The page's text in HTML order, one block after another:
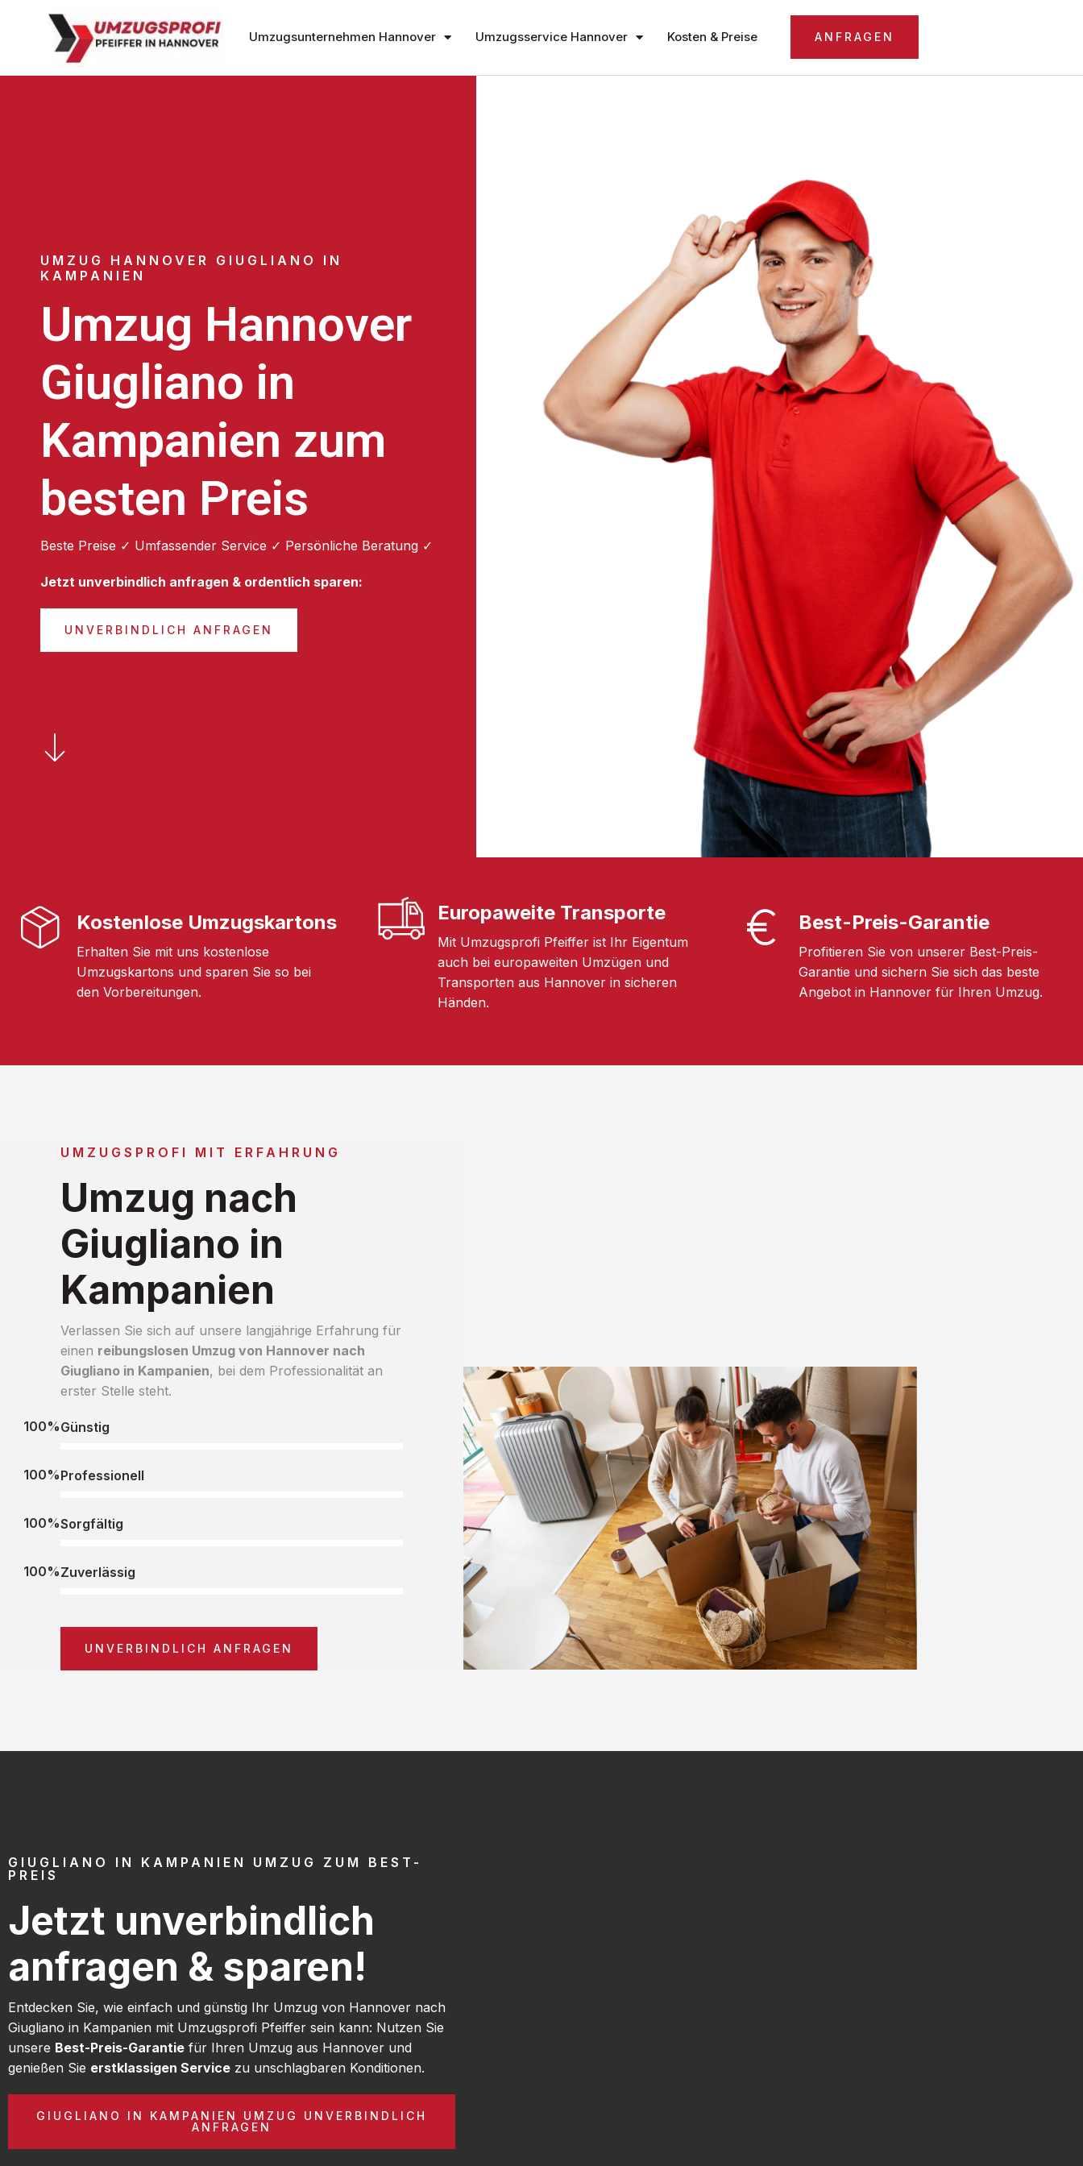
Umzugsunternehmen Hannover Umzugsservice Hannover Kosten & Preise ANFRAGEN
UMZUG HANNOVER GIUGLIANO IN
KAMPANIEN
Umzug Hannover
Giugliano in
Kampanien zum
besten Preis
Beste Preise ✓ Umfassender Service ✓ Persönliche Beratung ✓
Jetzt unverbindlich anfragen & ordentlich sparen:
UNVERBINDLICH ANFRAGEN
Kostenlose Umzugskartons
Erhalten Sie mit uns kostenlose
Umzugskartons und sparen Sie so bei
den Vorbereitungen.
Europaweite Transporte
Mit Umzugsprofi Pfeiffer ist Ihr Eigentum
auch bei europaweiten Umzügen und
Transporten aus Hannover in sicheren
Händen.
Best-Preis-Garantie
Profitieren Sie von unserer Best-Preis-
Garantie und sichern Sie sich das beste
Angebot in Hannover für Ihren Umzug.
UMZUGSPROFI MIT ERFAHRUNG
Umzug nach
Giugliano in
Kampanien
Verlassen Sie sich auf unsere langjährige Erfahrung für
einen reibungslosen Umzug von Hannover nach
Giugliano in Kampanien, bei dem Professionalität an
erster Stelle steht.
Günstig
100%
Professionell
100%
Sorgfältig
100%
Zuverlässig
100%
UNVERBINDLICH ANFRAGEN
GIUGLIANO IN KAMPANIEN UMZUG ZUM BEST-
PREIS
Jetzt unverbindlich
anfragen & sparen!
Entdecken Sie, wie einfach und günstig Ihr Umzug von Hannover nach
Giugliano in Kampanien mit Umzugsprofi Pfeiffer sein kann: Nutzen Sie
unsere Best-Preis-Garantie für Ihren Umzug aus Hannover und
genießen Sie erstklassigen Service zu unschlagbaren Konditionen.
GIUGLIANO IN KAMPANIEN UMZUG UNVERBINDLICH
ANFRAGEN